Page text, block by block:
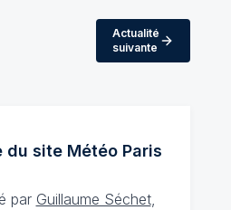
Actualité
suivante
du site MétéoParis
par Guillaume Séchet,